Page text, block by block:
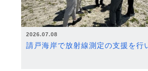
2026.07.08
請戸海岸で放射線測定の支援を行